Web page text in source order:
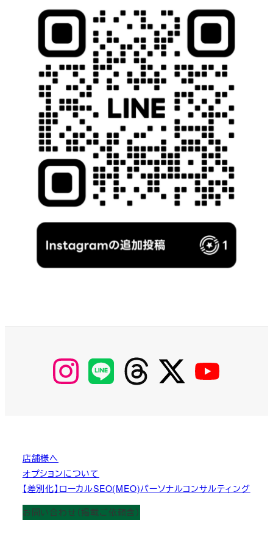
【Instagram】
MyKOBAKO
【LINE】 【threads】 【Twitter】
店舗様へ
オプションについて
【差別化】ローカルSEO(MEO)パーソナルコンサルティング
お問い合わせ（掲載ご依頼含）